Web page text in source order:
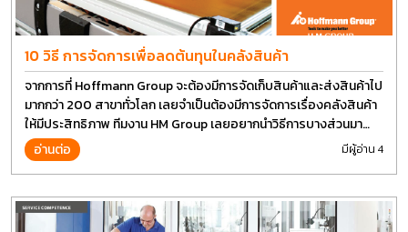
10 วิธี การจัดการเพื่อลดต้นทุนในคลังสินค้า
จากการที่ Hoffmann Group จะต้องมีการจัดเก็บสินค้าและส่งสินค้าไป
มากกว่า 200 สาขาทั่วโลก เลยจำเป็นต้องมีการจัดการเรื่องคลังสินค้า
ให้มีประสิทธิภาพ ทีมงาน HM Group เลยอยากนำวิธีการบางส่วนมา
แบ่งปันกัน
อ่านต่อ มีผู้อ่าน 4